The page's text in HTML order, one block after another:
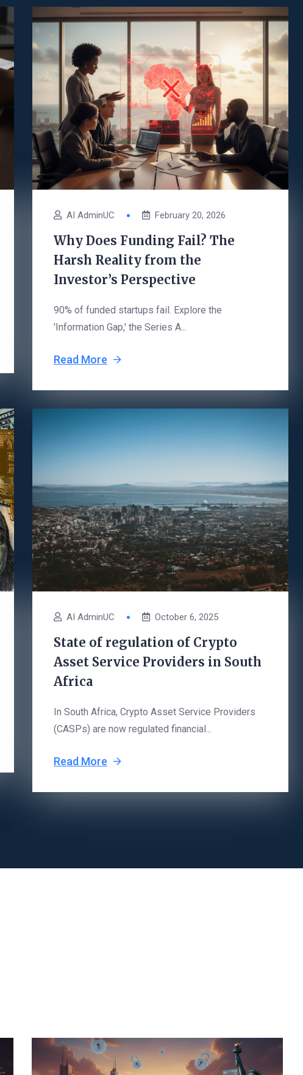
AI AdminUC February 20, 2026
Why Does Funding Fail? The
Harsh Reality from the
Investor’s Perspective
90% of funded startups fail. Explore the
'Information Gap,' the Series A...
Read More
AI AdminUC October 6, 2025
State of regulation of Crypto
Asset Service Providers in South
Africa
In South Africa, Crypto Asset Service Providers
(CASPs) are now regulated financial...
Read More